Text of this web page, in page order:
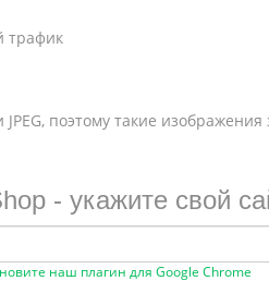
трафик
поэтому такие
- укажите свой
наш плагин для Google Chrome